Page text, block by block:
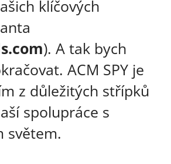
klíčových
). A tak bych
ACM SPY je
z důležitých střípků
spolupráce s
světem.